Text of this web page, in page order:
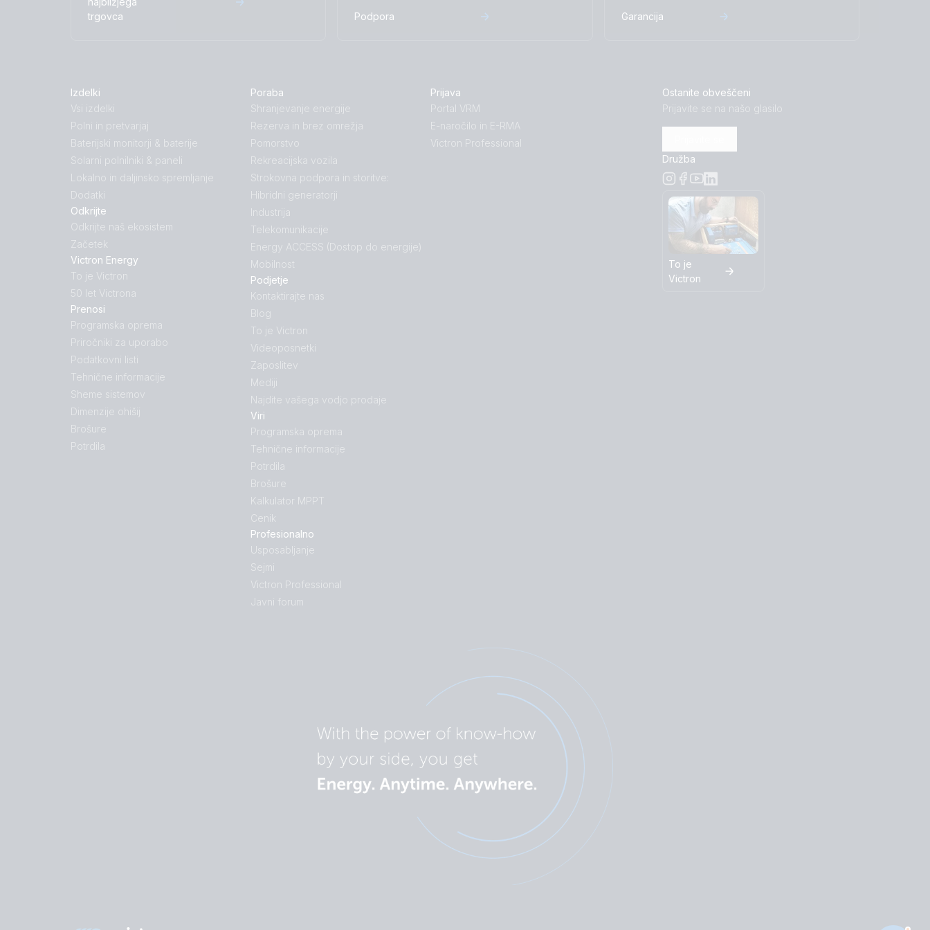
trgovca
Podpora Garancija
Izdelki
Vsi izdelki
Polni in pretvarjaj
Baterijski monitorji & baterije
Solarni polnilniki & paneli
Lokalno in daljinsko spremljanje
Dodatki
Odkrijte
Odkrijte naš ekosistem
Začetek
Victron Energy
To je Victron
50 let Victrona
Prenosi
Programska oprema
Priročniki za uporabo
Podatkovni listi
Tehnične informacije
Sheme sistemov
Dimenzije ohišij
Brošure
Potrdila
Poraba
Shranjevanje energije
Rezerva in brez omrežja
Pomorstvo
Rekreacijska vozila
Strokovna podpora in storitve:
Hibridni generatorji
Industrija
Telekomunikacije
Energy ACCESS (Dostop do energije)
Mobilnost
Podjetje
Kontaktirajte nas
Blog
To je Victron
Videoposnetki
Zaposlitev
Mediji
Najdite vašega vodjo prodaje
Viri
Programska oprema
Tehnične informacije
Potrdila
Brošure
Kalkulator MPPT
Cenik
Profesionalno
Usposabljanje
Sejmi
Victron Professional
Javni forum
Prijava
Portal VRM
E-naročilo in E-RMA
Victron Professional
Ostanite obveščeni
Prijavite se na našo glasilo
Družba
To je
Victron